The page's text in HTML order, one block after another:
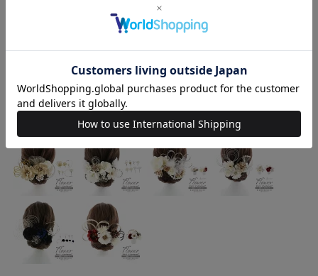
※ご覧いただいている環境によって、色みが若干異なって見える
※商品加工の過程上、小さなキズや糊跡等が致し方なく見える場
合がございます。何卒、ご了承くださいませ。
※一つ一つ手作りのため、商品によって配置やサイズが若干前後
する場合がございます。
◇髪飾り他にも色々◇